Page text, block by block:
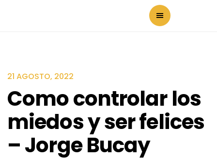
21 AGOSTO, 2022
Como controlar los
miedos y ser felices
– Jorge Bucay